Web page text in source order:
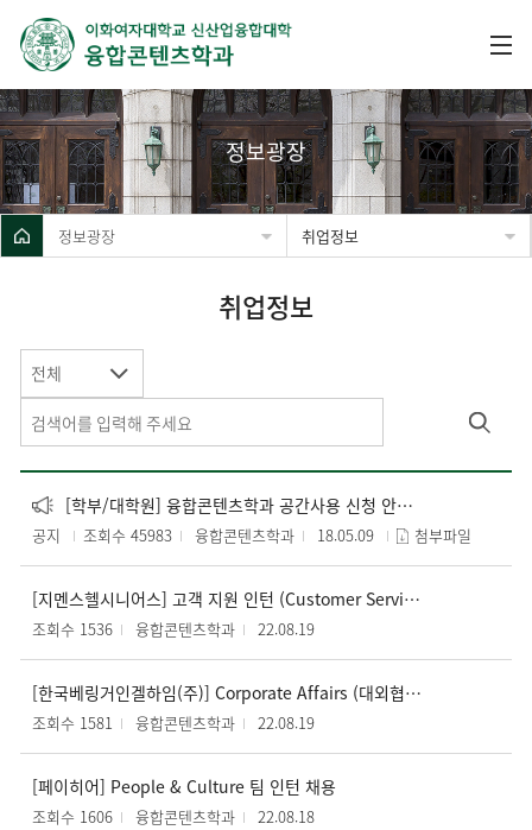
정보광장
정보광장 취업정보
취업정보
전체
[학부/대학원] 융합콘텐츠학과 공간사용 신청 안내(6월 개정)
공지 조회수 45983 융합콘텐츠학과 18.05.09 첨부파일
[지멘스헬시니어스] 고객 지원 인턴 (Customer Service Representative Intern)
조회수 1536 융합콘텐츠학과 22.08.19
[한국베링거인겔하임(주)] Corporate Affairs (대외협력부) Communications Intern 채용
조회수 1581 융합콘텐츠학과 22.08.19
[페이히어] People & Culture 팀 인턴 채용
조회수 1606 융합콘텐츠학과 22.08.18